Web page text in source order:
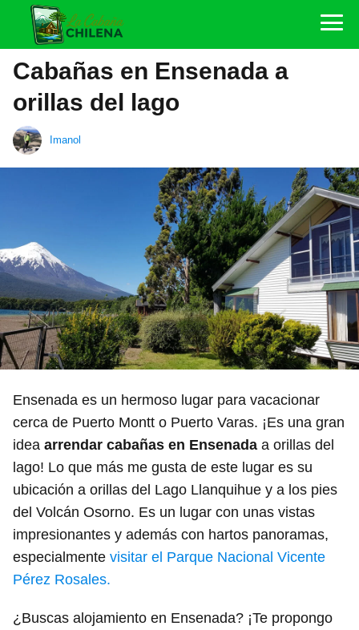
Cabañas en Ensenada a
orillas del lago
Imanol
Ensenada es un hermoso lugar para vacacionar
cerca de Puerto Montt o Puerto Varas. ¡Es una gran
idea arrendar cabañas en Ensenada a orillas del
lago! Lo que más me gusta de este lugar es su
ubicación a orillas del Lago Llanquihue y a los pies
del Volcán Osorno. Es un lugar con unas vistas
impresionantes y además con hartos panoramas,
especialmente visitar el Parque Nacional Vicente
Pérez Rosales.
¿Buscas alojamiento en Ensenada? ¡Te propongo